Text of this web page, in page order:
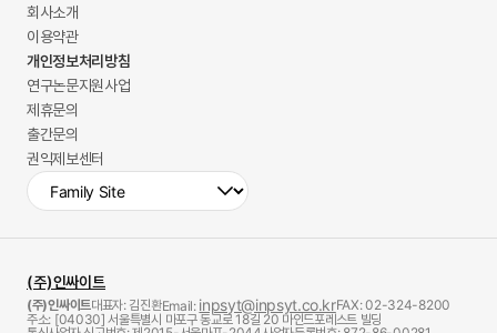
회사소개
이용약관
개인정보처리방침
연구논문지원사업
제휴문의
출간문의
권익제보센터
(주)인싸이트
(주)인싸이트대표자: 김진환Email: inpsyt@inpsyt.co.krFAX: 02-324-8200
주소: [04030] 서울특별시 마포구 동교로 18길 20 마인드포레스트 빌딩